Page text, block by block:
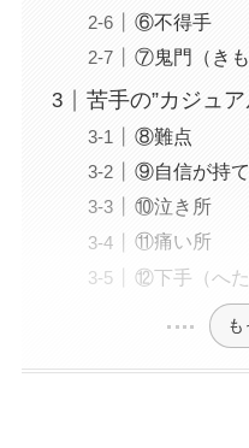
⑥不得手
⑦鬼門（きも
苦手の”カジュ
⑧難点
⑨自信が持
⑩泣き所
⑪痛い所
⑫下手（へた
も